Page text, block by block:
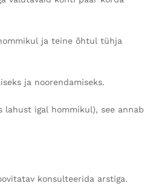
ja teine õhtul tühja
ja noorendamiseks.
lahust igal hommikul), see annab
konsulteerida arstiga.